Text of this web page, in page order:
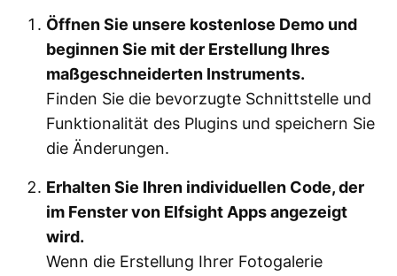
Öffnen Sie unsere kostenlose Demo und
beginnen Sie mit der Erstellung Ihres
maßgeschneiderten Instruments.
Finden Sie die bevorzugte Schnittstelle und
Funktionalität des Plugins und speichern Sie
die Änderungen.
Erhalten Sie Ihren individuellen Code, der
im Fenster von Elfsight Apps angezeigt
wird.
Wenn die Erstellung Ihrer Fotogalerie